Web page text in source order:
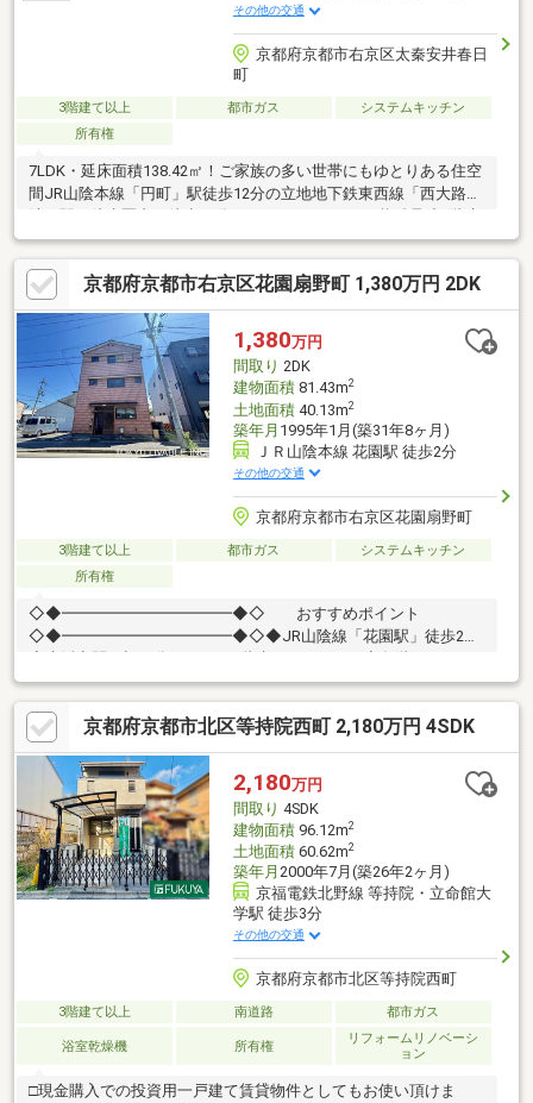
その他の交通
京都府京都市右京区太秦安井春日
町
3階建て以上 都市ガス
システムキッチン
所有権
7LDK・延床面積138.42㎡！ご家族の多い世帯にもゆとりある住空
間JR山陰本線「円町」駅徒歩12分の立地地下鉄東西線「西大路御
の大型戸建住宅7LDKで、家族それぞれの個室や在宅ワークスペー
スにも◎延床138㎡超なので、収納・趣味・仕事など用途に合わ
せて空間を使い分け可能土地約79.30㎡・建物約138.42㎡、土地を
有効活用した3階建住宅空家につき、実際の室内をゆっくりご覧い
ただけます
京都府京都市右京区花園扇野町 1,380万円 2DK
1,380万円
間取り 2DK
建物面積81.43m2
土地面積40.13m2
築年月 1995年1月(築31年8ヶ月)
ＪＲ山陰本線 花園駅 徒歩2分
その他の交通
京都府京都市右京区花園扇野町
3階建て以上 都市ガス
システムキッチン
所有権
◇◆━━━━━━━━━━━◆◇ おすすめポイント
◇◆━━━━━━━━━━━◆◇◆JR山陰線「花園駅」徒歩2分
ある収納スペースを確保◆2階・3階の居室は独立性の高い「2面
採光」設計◆コンビニ、スーパー、ドラッグストアや病院などが
近隣に揃っており、生活の質を高める環境が整っています 。
京都府京都市北区等持院西町 2,180万円 4SDK
2,180万円
間取り 4SDK
建物面積96.12m2
土地面積60.62m2
築年月 2000年7月(築26年2ヶ月)
京福電鉄北野線 等持院・立命館大
学駅 徒歩3分
その他の交通
京都府京都市北区等持院西町
3階建て以上 南道路 都市ガス
浴室乾燥機 所有権
リフォームリノベーシ
ョン
□現金購入での投資用一戸建て賃貸物件としてもお使い頂けま